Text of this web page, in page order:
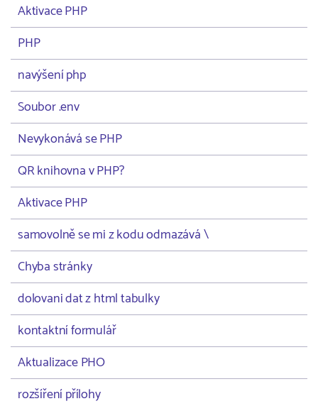
Aktivace PHP
PHP
navýšení php
Soubor .env
Nevykonává se PHP
QR knihovna v PHP?
Aktivace PHP
samovolně se mi z kodu odmazává \
Chyba stránky
dolovani dat z html tabulky
kontaktní formulář
Aktualizace PHO
rozšíření přílohy